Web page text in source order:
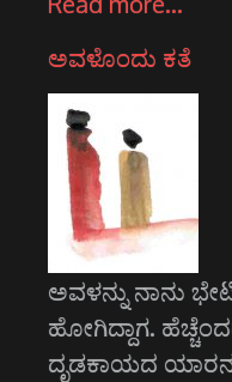
ಅವಳೊಂದು ಕತೆ
ಅವಳನ್ನು ನಾನು
ಹೋಗಿದ್ದಾಗ.
ದೃಡಕಾಯದ